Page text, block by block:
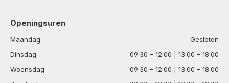
Openingsuren
Maandag
Gesloten
Dinsdag
09:30 – 12:00 | 13:00 – 18:00
Woensdag
09:30 – 12:00 | 13:00 – 18:00